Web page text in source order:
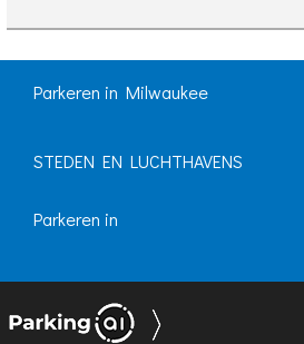
Parkeren in Milwaukee
STEDEN EN LUCHTHAVENS
Parkeren in